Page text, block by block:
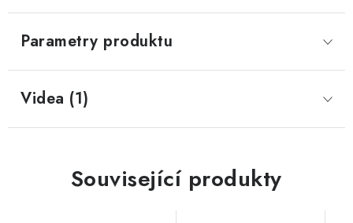
Parametry produktu
Videa (1)
Související produkty